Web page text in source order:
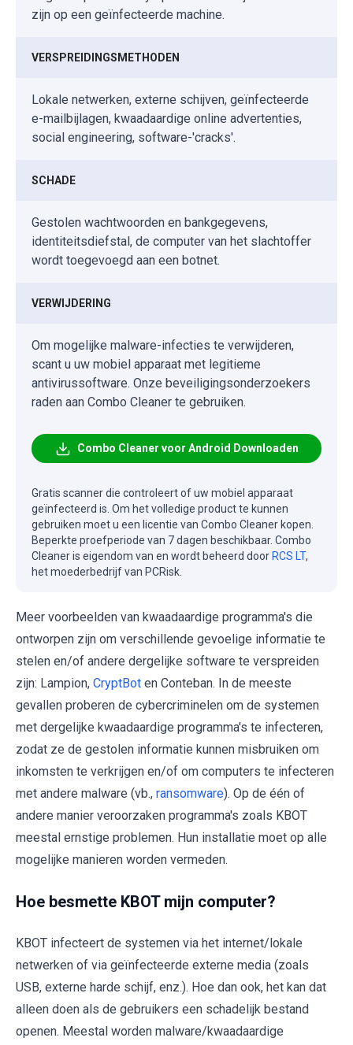
zijn op een geïnfecteerde machine.
VERSPREIDINGSMETHODEN
Lokale netwerken, externe schijven, geïnfecteerde
e-mailbijlagen, kwaadaardige online advertenties,
social engineering, software-'cracks'.
SCHADE
Gestolen wachtwoorden en bankgegevens,
identiteitsdiefstal, de computer van het slachtoffer
wordt toegevoegd aan een botnet.
VERWIJDERING
Om mogelijke malware-infecties te verwijderen,
scant u uw mobiel apparaat met legitieme
antivirussoftware. Onze beveiligingsonderzoekers
raden aan Combo Cleaner te gebruiken.
Combo Cleaner voor Android Downloaden
Gratis scanner die controleert of uw mobiel apparaat
geïnfecteerd is. Om het volledige product te kunnen
gebruiken moet u een licentie van Combo Cleaner kopen.
Beperkte proefperiode van 7 dagen beschikbaar. Combo
Cleaner is eigendom van en wordt beheerd door RCS LT,
het moederbedrijf van PCRisk.
Meer voorbeelden van kwaadaardige programma's die
ontworpen zijn om verschillende gevoelige informatie te
stelen en/of andere dergelijke software te verspreiden
zijn: Lampion, CryptBot en Conteban. In de meeste
gevallen proberen de cybercriminelen om de systemen
met dergelijke kwaadaardige programma's te infecteren,
zodat ze de gestolen informatie kunnen misbruiken om
inkomsten te verkrijgen en/of om computers te infecteren
met andere malware (vb., ransomware). Op de één of
andere manier veroorzaken programma's zoals KBOT
meestal ernstige problemen. Hun installatie moet op alle
mogelijke manieren worden vermeden.
Hoe besmette KBOT mijn computer?
KBOT infecteert de systemen via het internet/lokale
netwerken of via geïnfecteerde externe media (zoals
USB, externe harde schijf, enz.). Hoe dan ook, het kan dat
alleen doen als de gebruikers een schadelijk bestand
openen. Meestal worden malware/kwaadaardige